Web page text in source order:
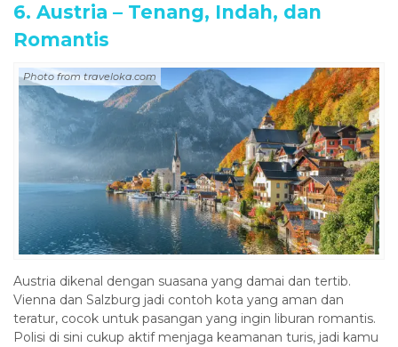
6. Austria – Tenang, Indah, dan
Romantis
Photo from traveloka.com
Austria dikenal dengan suasana yang damai dan tertib.
Vienna dan Salzburg jadi contoh kota yang aman dan
teratur, cocok untuk pasangan yang ingin liburan romantis.
Polisi di sini cukup aktif menjaga keamanan turis, jadi kamu